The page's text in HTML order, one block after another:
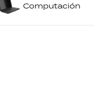
Computación